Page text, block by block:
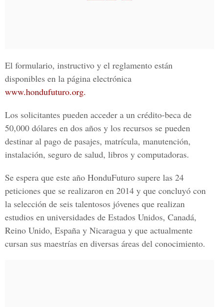
El formulario, instructivo y el reglamento están
disponibles en la página electrónica
www.hondufuturo.org.
Los solicitantes pueden acceder a un crédito-beca de
50,000 dólares en dos años y los recursos se pueden
destinar al pago de pasajes, matrícula, manutención,
instalación, seguro de salud, libros y computadoras.
Se espera que este año HonduFuturo supere las 24
peticiones que se realizaron en 2014 y que concluyó con
la selección de seis talentosos jóvenes que realizan
estudios en universidades de Estados Unidos, Canadá,
Reino Unido, España y Nicaragua y que actualmente
cursan sus maestrías en diversas áreas del conocimiento.